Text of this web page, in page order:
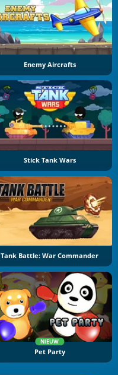
Enemy Aircrafts
Stick Tank Wars
Tank Battle: War Commander
NIEUW
Pet Party